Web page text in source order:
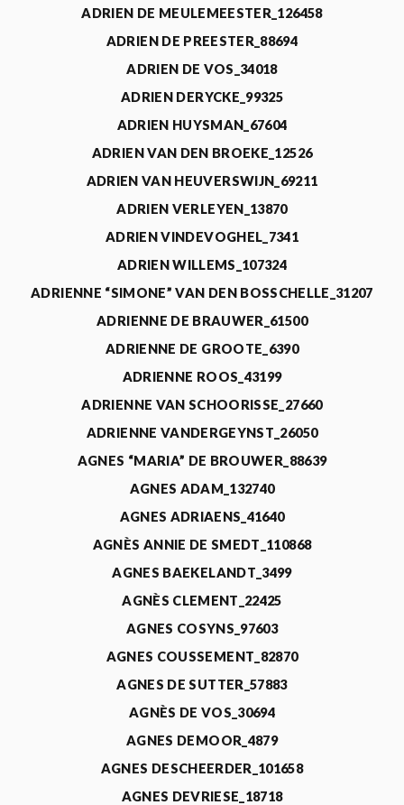
ADRIEN DE MEULEMEESTER_126458
ADRIEN DE PREESTER_88694
ADRIEN DE VOS_34018
ADRIEN DERYCKE_99325
ADRIEN HUYSMAN_67604
ADRIEN VAN DEN BROEKE_12526
ADRIEN VAN HEUVERSWIJN_69211
ADRIEN VERLEYEN_13870
ADRIEN VINDEVOGHEL_7341
ADRIEN WILLEMS_107324
ADRIENNE “SIMONE” VAN DEN BOSSCHELLE_31207
ADRIENNE DE BRAUWER_61500
ADRIENNE DE GROOTE_6390
ADRIENNE ROOS_43199
ADRIENNE VAN SCHOORISSE_27660
ADRIENNE VANDERGEYNST_26050
AGNES “MARIA” DE BROUWER_88639
AGNES ADAM_132740
AGNES ADRIAENS_41640
AGNÈS ANNIE DE SMEDT_110868
AGNES BAEKELANDT_3499
AGNÈS CLEMENT_22425
AGNES COSYNS_97603
AGNES COUSSEMENT_82870
AGNES DE SUTTER_57883
AGNÈS DE VOS_30694
AGNES DEMOOR_4879
AGNES DESCHEERDER_101658
AGNES DEVRIESE_18718